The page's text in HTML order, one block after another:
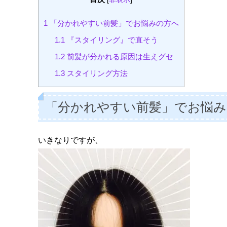
1 「分かれやすい前髪」でお悩みの方へ
1.1 『スタイリング』で直そう
1.2 前髪が分かれる原因は生えグセ
1.3 スタイリング方法
「分かれやすい前髪」でお悩
いきなりですが、